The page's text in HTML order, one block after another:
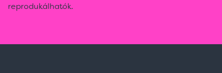
reprodukálhatók.